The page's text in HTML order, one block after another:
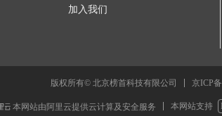
加入我们
版权所有© 北京榜首科技有限公司 京ICP
本网站由阿里云提供云计算及安全服务 本网站支持